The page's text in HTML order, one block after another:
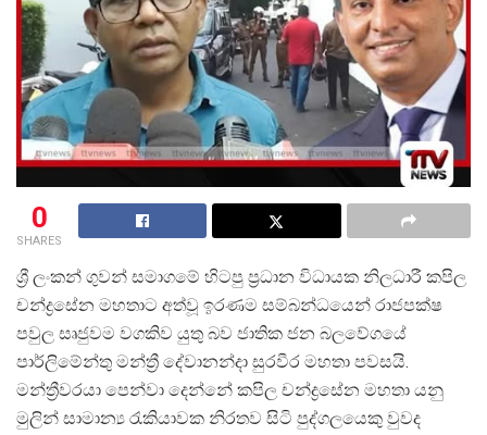
0
SHARES
ශ් රී ලංකන් ගුවන් සමාගමේ හිටපු ප්රධාන විධායක නිලධාරී කපිල
චන්ද්රසේන මහතාට අත්වූ ඉරණම සම්බන්ධයෙන් රාජපක්ෂ
පවුල සෘජුවම වගකිව යුතු බව ජාතික ජන බලවේගයේ
පාර්ලිමේන්තු මන්ත් රී දේවානන්දා සුරවීර මහතා පවසයි.
මන්ත්රීවරයා පෙන්වා දෙන්නේ කපිල චන්ද්රසේන මහතා යනු
මුලින් සාමාන් ය රැකියාවක නිරතව සිටි පුද්ගලයෙකු වුවද